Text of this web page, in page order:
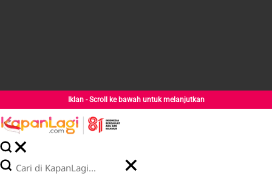
Iklan - Scroll ke bawah untuk melanjutkan